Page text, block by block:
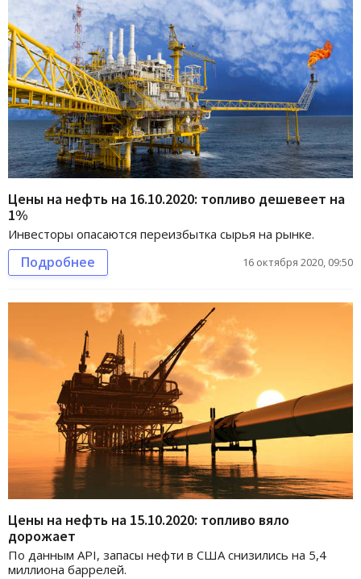
Цены на нефть на 16.10.2020: топливо дешевеет на
1%
Инвесторы опасаются переизбытка сырья на рынке.
Подробнее 16 октября 2020, 09:50
Цены на нефть на 15.10.2020: топливо вяло
дорожает
По данным API, запасы нефти в США снизились на 5,4
миллиона баррелей.